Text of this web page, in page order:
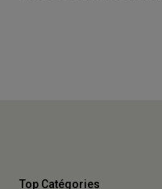
Top Catégories